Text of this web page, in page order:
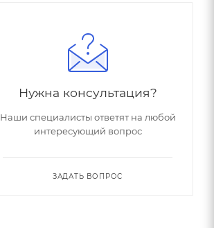
Нужна консультация?
Наши специалисты ответят на любой
интересующий вопрос
ЗАДАТЬ ВОПРОС